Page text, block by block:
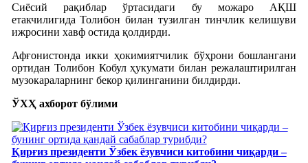
Сиëсий рақиблар ўртасидаги бу можаро АҚШ
етакчилигида Толибон билан тузилган тинчлик келишуви
ижросини хавф остида қолдирди.
Афғонистонда икки ҳокимиятчилик бўҳрони бошлангани
ортидан Толибон Кобул ҳукумати билан режалаштирилган
музокараларнинг бекор қилинганини билдирди.
ЎХҲ ахборот бўлими
Қирғиз президенти Ўзбек ёзувчиси китобини чиқарди –